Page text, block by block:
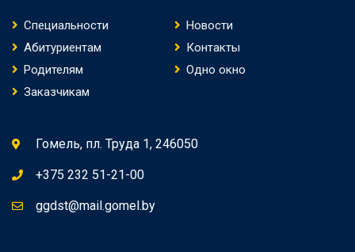
Специальности
Новости
Абитуриентам
Контакты
Родителям
Одно окно
Заказчикам
Гомель, пл. Труда 1, 246050
+375 232 51-21-00
ggdst@mail.gomel.by